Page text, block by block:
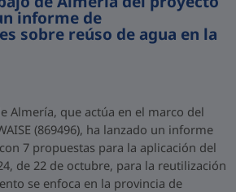
informe de
sobre reúso de agua en la
Almería, que actúa en el marco del
(869496), ha lanzado un informe
7 propuestas para la aplicación del
de 22 de octubre, para la reutilización
se enfoca en la provincia de